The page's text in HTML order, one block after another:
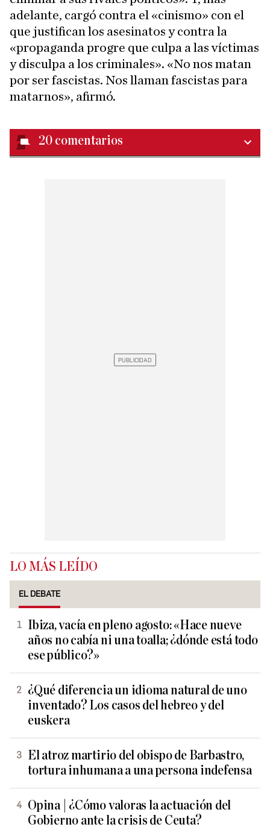
adelante, cargó contra el «cinismo» con el
que justifican los asesinatos y contra la
«propaganda progre que culpa a las víctimas
y disculpa a los criminales». «No nos matan
por ser fascistas. Nos llaman fascistas para
matarnos», afirmó.
20 comentarios
LO MÁS LEÍDO
EL DEBATE
Ibiza, vacía en pleno agosto: «Hace nueve
años no cabía ni una toalla; ¿dónde está todo
ese público?»
¿Qué diferencia un idioma natural de uno
inventado? Los casos del hebreo y del
euskera
El atroz martirio del obispo de Barbastro,
tortura inhumana a una persona indefensa
Opina | ¿Cómo valoras la actuación del
Gobierno ante la crisis de Ceuta?